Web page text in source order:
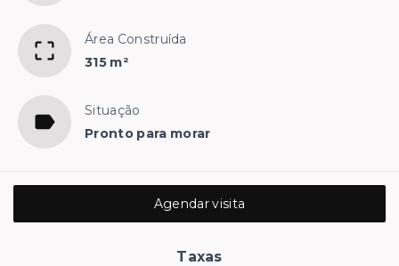
Área Construída
315 m²
Situação
Pronto para morar
Agendar visita
Taxas